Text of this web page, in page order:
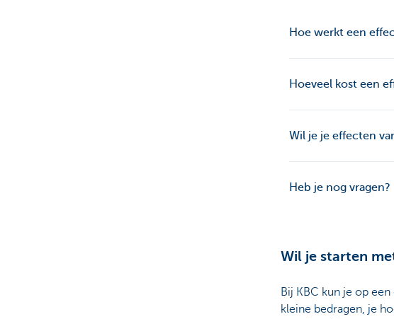
Hoe werkt een
Hoeveel kost een
Wil je je effecten
Heb je nog vragen?
Wil je starten
Bij KBC kun je op
kleine bedragen, je